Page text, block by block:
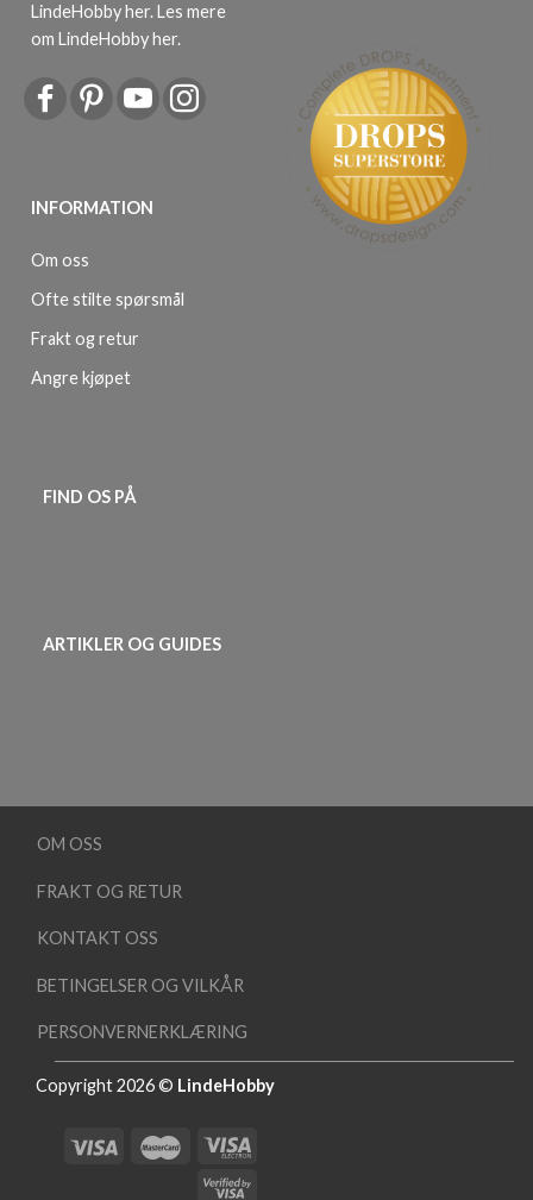
LindeHobby her.Les mere
om LindeHobby her.
INFORMATION
Om oss
Ofte stilte spørsmål
Frakt og retur
Angre kjøpet
FIND OS PÅ
ARTIKLER OG GUIDES
OM OSS
FRAKT OG RETUR
KONTAKT OSS
BETINGELSER OG VILKÅR
PERSONVERNERKLÆRING
Copyright 2026 © LindeHobby